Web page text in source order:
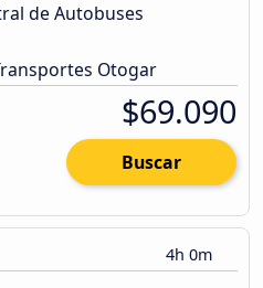
de Autobuses
Otogar
$69.090
Buscar
4h 0m